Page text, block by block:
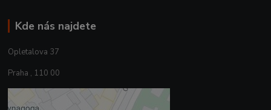
Kde nás najdete
Opletalova 37
Praha , 110 00